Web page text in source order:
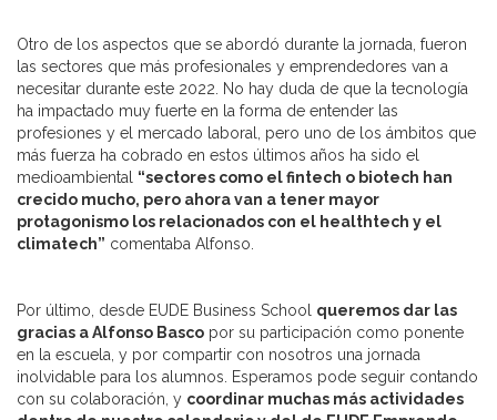
Otro de los aspectos que se abordó durante la jornada, fueron
las sectores que más profesionales y emprendedores van a
necesitar durante este 2022. No hay duda de que la tecnología
ha impactado muy fuerte en la forma de entender las
profesiones y el mercado laboral, pero uno de los ámbitos que
más fuerza ha cobrado en estos últimos años ha sido el
medioambiental “sectores como el fintech o biotech han
crecido mucho, pero ahora van a tener mayor
protagonismo los relacionados con el healthtech y el
climatech” comentaba Alfonso.
Por último, desde EUDE Business School queremos dar las
gracias a Alfonso Basco por su participación como ponente
en la escuela, y por compartir con nosotros una jornada
inolvidable para los alumnos. Esperamos pode seguir contando
con su colaboración, y coordinar muchas más actividades